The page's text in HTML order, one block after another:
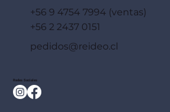
+56 9 4754 7994 (ventas)
+56 2 2437 0151
pedidos@reideo.cl
Redes Sociales